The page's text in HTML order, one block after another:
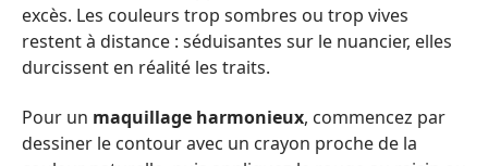
excès. Les couleurs trop sombres ou trop vives
restent à distance : séduisantes sur le nuancier, elles
durcissent en réalité les traits.
Pour un maquillage harmonieux, commencez par
dessiner le contour avec un crayon proche de la